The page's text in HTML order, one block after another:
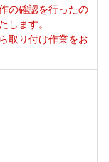
の確認を行ったの
します。
取り付け作業をお